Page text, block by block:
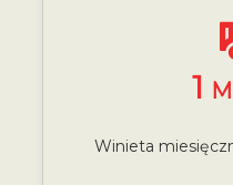
1
Winieta